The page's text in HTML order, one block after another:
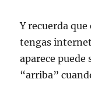
Y recuerda
tengas
aparece
“arriba”